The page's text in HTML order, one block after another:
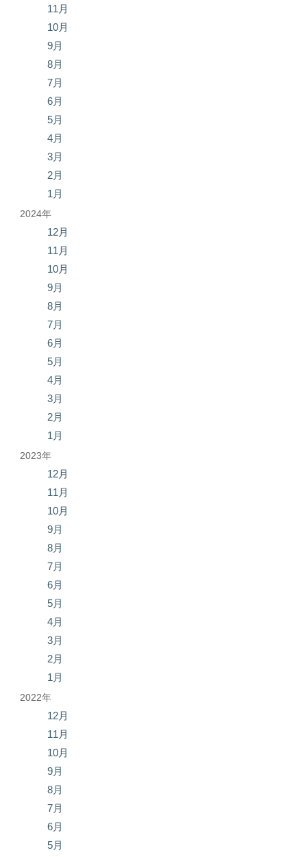
11月
10月
9月
8月
7月
6月
5月
4月
3月
2月
1月
2024年
12月
11月
10月
9月
8月
7月
6月
5月
4月
3月
2月
1月
2023年
12月
11月
10月
9月
8月
7月
6月
5月
4月
3月
2月
1月
2022年
12月
11月
10月
9月
8月
7月
6月
5月